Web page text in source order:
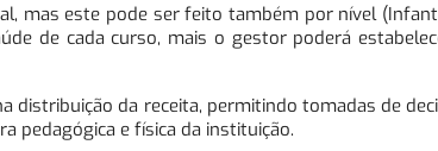
mas este pode ser feito também por nível
de cada curso, mais o gestor poderá
distribuição da receita, permitindo tomadas de
pedagógica e física da instituição.